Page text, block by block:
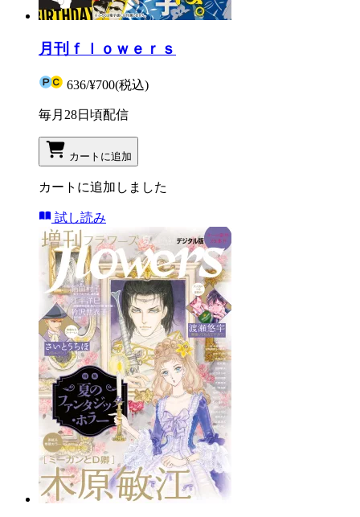
月刊ｆｌｏｗｅｒｓ
636/¥700(税込)
毎月28日頃配信
カートに追加
カートに追加しました
試し読み